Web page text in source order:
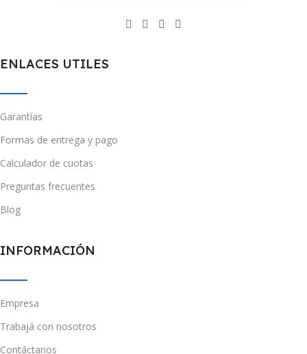
ENLACES UTILES
Garantías
Formas de entrega y pago
Calculador de cuotas
Preguntas frecuentes
Blog
INFORMACIÓN
Empresa
Trabajá con nosotros
Contáctanos